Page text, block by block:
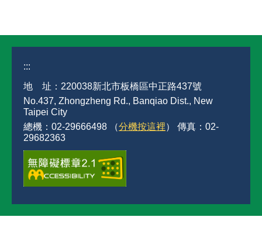
:::
地 址：220038新北市板橋區中正路437號
No.437, Zhongzheng Rd., Banqiao Dist., New
Taipei City
總機：02-29666498 （分機按這裡） 傳真：02-
29682363